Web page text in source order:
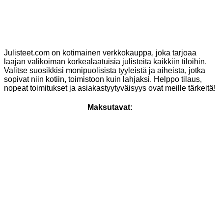
Julisteet.com on kotimainen verkkokauppa, joka tarjoaa
laajan valikoiman korkealaatuisia julisteita kaikkiin tiloihin.
Valitse suosikkisi monipuolisista tyyleistä ja aiheista, jotka
sopivat niin kotiin, toimistoon kuin lahjaksi. Helppo tilaus,
nopeat toimitukset ja asiakastyytyväisyys ovat meille tärkeitä!
Maksutavat: